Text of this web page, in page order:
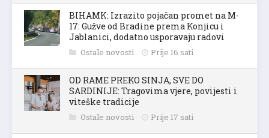
BIHAMK: Izrazito pojačan promet na M-
17: Gužve od Bradine prema Konjicu i
Jablanici, dodatno usporavaju radovi
Ostale novosti Prije 16 sati
OD RAME PREKO SINJA, SVE DO
SARDINIJE: Tragovima vjere, povijesti i
viteške tradicije
Ostale novosti Prije 17 sati